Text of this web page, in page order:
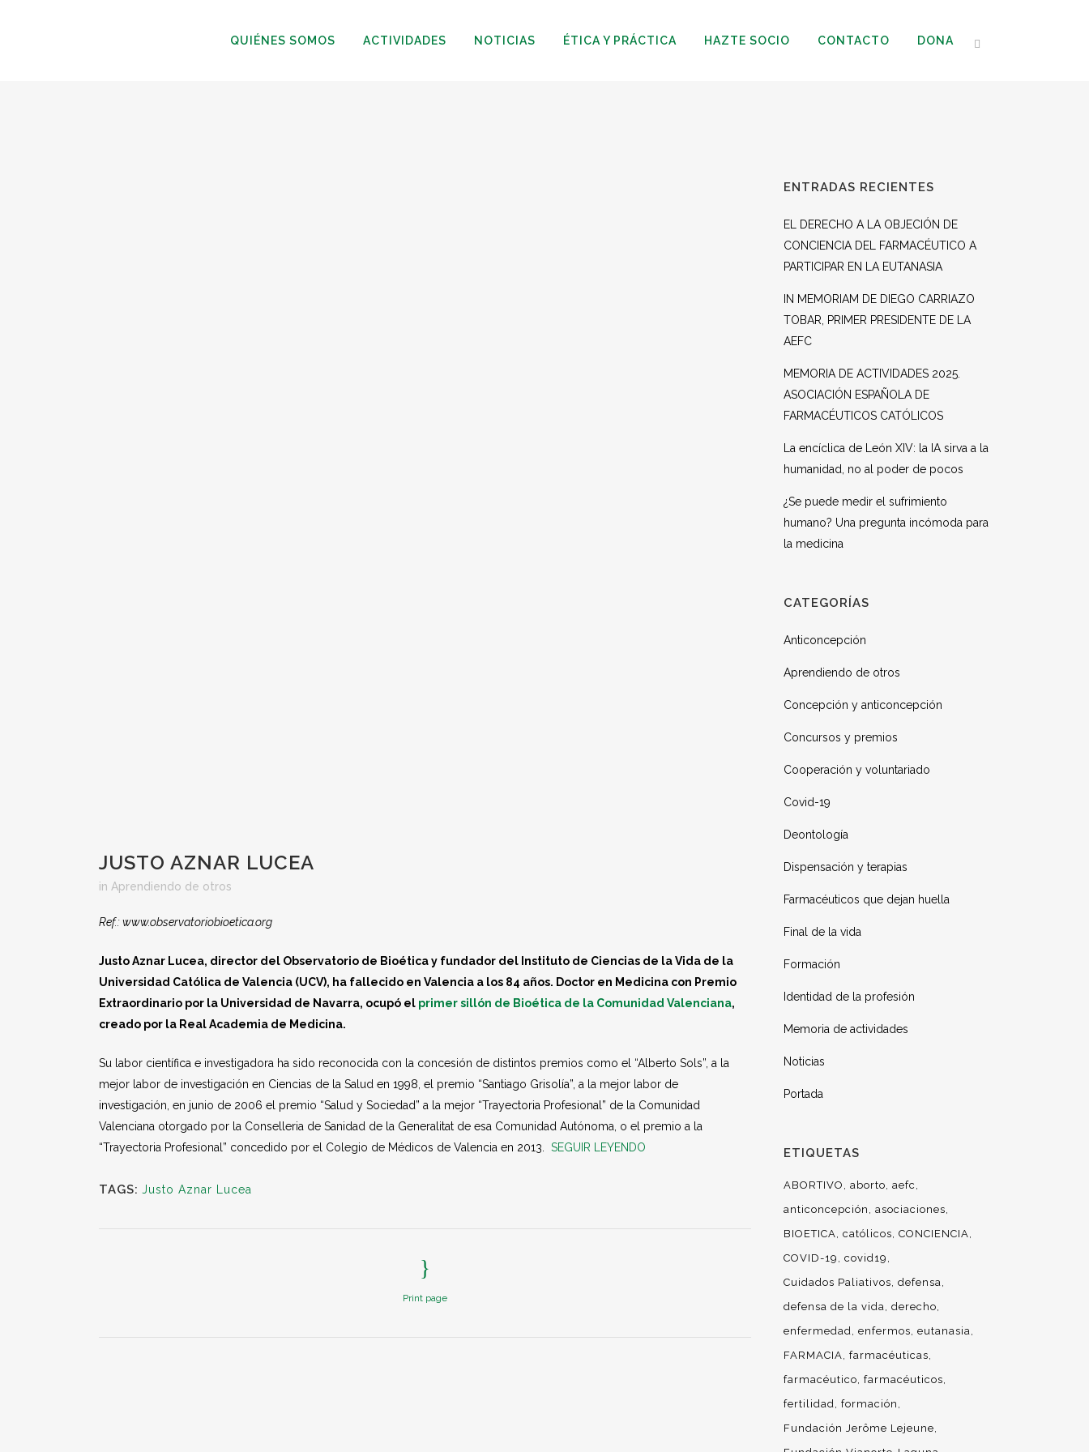
QUIÉNES SOMOS ACTIVIDADES NOTICIAS ÉTICA Y PRÁCTICA HAZTE SOCIO CONTACTO DONA
JUSTO AZNAR LUCEA
in Aprendiendo de otros
Ref.: www.observatoriobioetica.org
Justo Aznar Lucea, director del Observatorio de Bioética y fundador del Instituto de Ciencias de la Vida de la
Universidad Católica de Valencia (UCV), ha fallecido en Valencia a los 84 años. Doctor en Medicina con Premio
Extraordinario por la Universidad de Navarra, ocupó el primer sillón de Bioética de la Comunidad Valenciana,
creado por la Real Academia de Medicina.
Su labor científica e investigadora ha sido reconocida con la concesión de distintos premios como el “Alberto Sols”, a la
mejor labor de investigación en Ciencias de la Salud en 1998, el premio “Santiago Grisolía”, a la mejor labor de
investigación, en junio de 2006 el premio “Salud y Sociedad” a la mejor “Trayectoria Profesional” de la Comunidad
Valenciana otorgado por la Conselleria de Sanidad de la Generalitat de esa Comunidad Autónoma, o el premio a la
“Trayectoria Profesional” concedido por el Colegio de Médicos de Valencia en 2013. SEGUIR LEYENDO
TAGS: Justo Aznar Lucea
Print page
ENTRADAS RECIENTES
EL DERECHO A LA OBJECIÓN DE
CONCIENCIA DEL FARMACÉUTICO A
PARTICIPAR EN LA EUTANASIA
IN MEMORIAM DE DIEGO CARRIAZO
TOBAR, PRIMER PRESIDENTE DE LA
AEFC
MEMORIA DE ACTIVIDADES 2025.
ASOCIACIÓN ESPAÑOLA DE
FARMACÉUTICOS CATÓLICOS
La encíclica de León XIV: la IA sirva a la
humanidad, no al poder de pocos
¿Se puede medir el sufrimiento
humano? Una pregunta incómoda para
la medicina
CATEGORÍAS
Anticoncepción
Aprendiendo de otros
Concepción y anticoncepción
Concursos y premios
Cooperación y voluntariado
Covid-19
Deontología
Dispensación y terapias
Farmacéuticos que dejan huella
Final de la vida
Formación
Identidad de la profesión
Memoria de actividades
Noticias
Portada
ETIQUETAS
ABORTIVO aborto aefc
anticoncepción
asociaciones
BIOETICA católicos CONCIENCIA
COVID-19
covid19
Cuidados Paliativos defensa
defensa de la vida derecho
enfermedad enfermos eutanasia
FARMACIA farmacéuticas
farmacéutico farmacéuticos
fertilidad formación
Fundación Jerôme Lejeune